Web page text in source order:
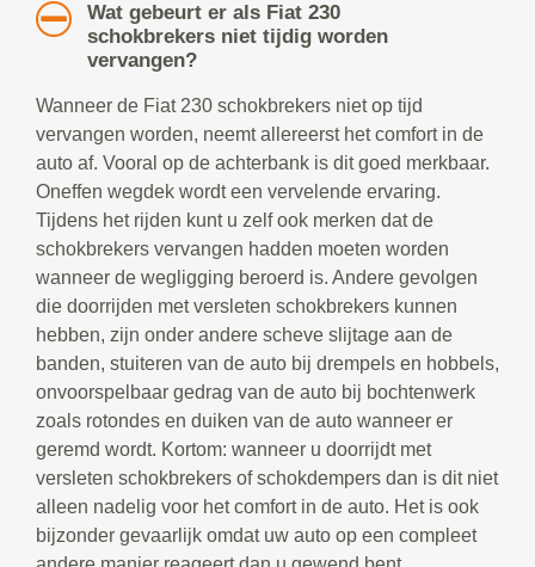
Wat gebeurt er als Fiat 230
schokbrekers niet tijdig worden
vervangen?
Wanneer de Fiat 230 schokbrekers niet op tijd
vervangen worden, neemt allereerst het comfort in de
auto af. Vooral op de achterbank is dit goed merkbaar.
Oneffen wegdek wordt een vervelende ervaring.
Tijdens het rijden kunt u zelf ook merken dat de
schokbrekers vervangen hadden moeten worden
wanneer de wegligging beroerd is. Andere gevolgen
die doorrijden met versleten schokbrekers kunnen
hebben, zijn onder andere scheve slijtage aan de
banden, stuiteren van de auto bij drempels en hobbels,
onvoorspelbaar gedrag van de auto bij bochtenwerk
zoals rotondes en duiken van de auto wanneer er
geremd wordt. Kortom: wanneer u doorrijdt met
versleten schokbrekers of schokdempers dan is dit niet
alleen nadelig voor het comfort in de auto. Het is ook
bijzonder gevaarlijk omdat uw auto op een compleet